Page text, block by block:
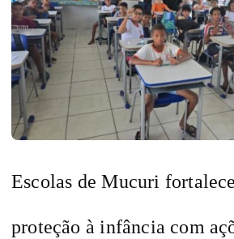
Escolas de Mucuri
proteção à infância com